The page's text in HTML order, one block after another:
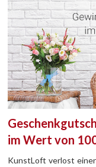
im Wert von
KunstLoft verlost